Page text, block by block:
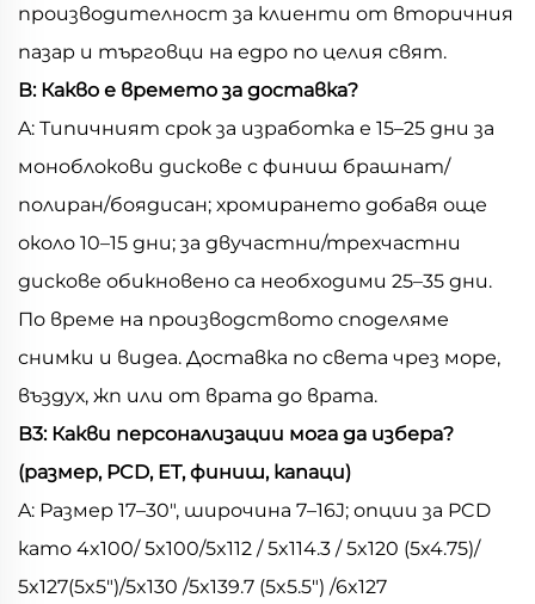
производителност за клиенти от вторичния
пазар и търговци на едро по целия свят.
В: Какво е времето за доставка?
A: Типичният срок за изработка е 15–25 дни за
моноблокови дискове с финиш брашнат/
полиран/боядисан; хромирането добавя още
около 10–15 дни; за двучастни/трехчастни
дискове обикновено са необходими 25–35 дни.
По време на производството споделяме
снимки и видеа. Доставка по света чрез море,
въздух, жп или от врата до врата.
В3: Какви персонализации мога да избера?
(размер, PCD, ET, финиш, капаци)
A: Размер 17–30", широчина 7–16J; опции за PCD
като 4x100/ 5x100/5x112 / 5x114.3 / 5x120 (5x4.75)/
5x127(5x5")/5x130 /5x139.7 (5x5.5") /6x127